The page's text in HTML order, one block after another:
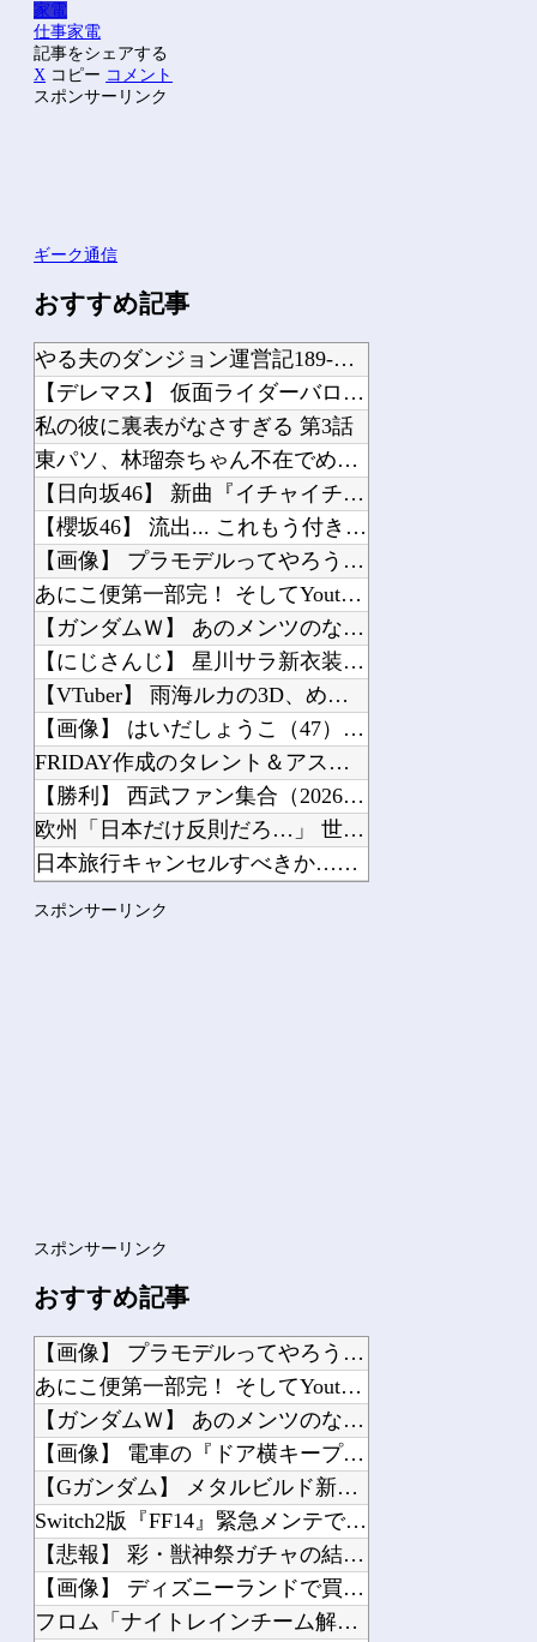
家電
仕事家電
記事をシェアする
X コピー コメント
スポンサーリンク
ギーク通信
おすすめ記事
やる夫のダンジョン運営記189-雑談所ネタ 第123話「なぜなにキャス狐さん・世...
【デレマス】 仮面ライダーバロンＰ第２話「蒼翼の乙女」
私の彼に裏表がなさすぎる 第3話
東パソ、林瑠奈ちゃん不在でめっちゃ巻くｗｗｗ【乃木坂46】
【日向坂46】 新曲『イチャイチャ虫』←センターは・・・【18thシングル】
【櫻坂46】 流出... これもう付き合ってるだろ
【画像】 プラモデルってやろうと思えばなんでも出来ちゃうんだな…
あにこ便第一部完！ そしてYoutubeへ…
【ガンダムＷ】 あのメンツのなかでは比較的常識のあるほうなのがデュオだよね
【にじさんじ】 星川サラ新衣装お披露目！星川ぱっつんやん
【VTuber】 雨海ルカの3D、めっちゃデカいし揺れもすごい
【画像】 はいだしょうこ（47）「こんなオバサンでいいの…？」
FRIDAY作成のタレント＆アスリート「最新CMギャラリスト」消えた女優、旧ジャ...
【勝利】 西武ファン集合（2026.8.8）
欧州「日本だけ反則だろ…」 世界の『日本びいき』にヨーロッパ全土から不満の声
日本旅行キャンセルすべきか…1万年ぶり史上最大級の火山の兆し＝韓国の反応
スポンサーリンク
スポンサーリンク
おすすめ記事
【画像】 プラモデルってやろうと思えばなんでも出来ちゃうんだな…
あにこ便第一部完！ そしてYoutubeへ…
【ガンダムＷ】 あのメンツのなかでは比較的常識のあるほうなのがデュオだよね
【画像】 電車の『ドア横キープマン』、炎上ｗｗｗｗｗｗｗｗ
【Gガンダム】 メタルビルド新作「ゴッドガンダム ハイパーモード」【近日公開】
Switch2版『FF14』緊急メンテでロード時間が8秒から6秒に
【悲報】 彩・獣神祭ガチャの結果がヤバすぎるｗｗｗ
【画像】 ディズニーランドで買える「いなり寿司」がめちゃめちゃ美味しそう
フロム「ナイトレインチーム解散してターニッシュエディション完成させました」←これ...